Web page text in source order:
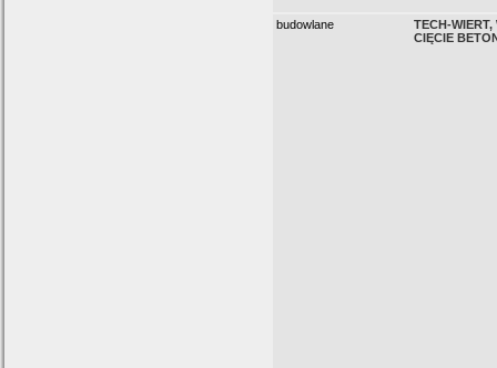
budowlane
TECH-WIERT,
CIĘCIE